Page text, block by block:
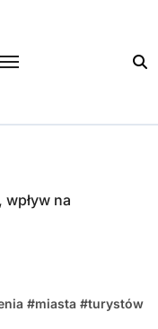
na
#miasta #turystów